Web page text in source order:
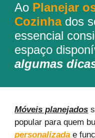
Ao Planejar
Cozinhados
essencial
espaço
algumas
Móveis planejados
popular para quem
personalizada e